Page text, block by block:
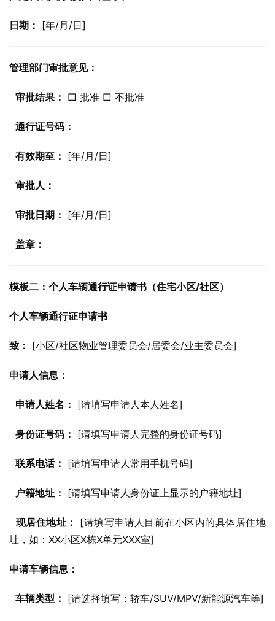
日期： [年/月/日]
管理部门审批意见：
审批结果： □ 批准 □ 不批准
通行证号码：
有效期至： [年/月/日]
审批人：
审批日期： [年/月/日]
盖章：
模板二：个人车辆通行证申请书（住宅小区/社区）
个人车辆通行证申请书
致： [小区/社区物业管理委员会/居委会/业主委员会]
申请人信息：
申请人姓名： [请填写申请人本人姓名]
身份证号码： [请填写申请人完整的身份证号码]
联系电话： [请填写申请人常用手机号码]
户籍地址： [请填写申请人身份证上显示的户籍地址]
现居住地址：
[请填写申请人目前在小区内的具体居住地
址，如：XX小区X栋X单元XXX室]
申请车辆信息：
车辆类型： [请选择填写：轿车/SUV/MPV/新能源汽车等]